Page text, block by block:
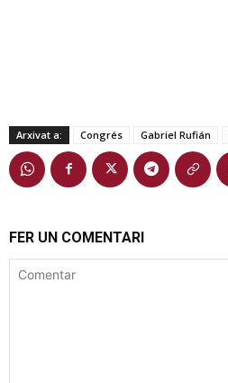
Arxivat a: Congrés Gabriel Rufián
FER UN COMENTARI